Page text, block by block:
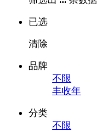
已选
清除
品牌
不限
丰收年
分类
不限